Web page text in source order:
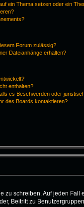
ein Thema setzen oder ein
Forum zulässig?
Dateianhänge erhalten?
enthalten?
es Beschwerden oder
des Boards kontaktieren?
schreiben. Auf jeden Fall
Beitritt zu